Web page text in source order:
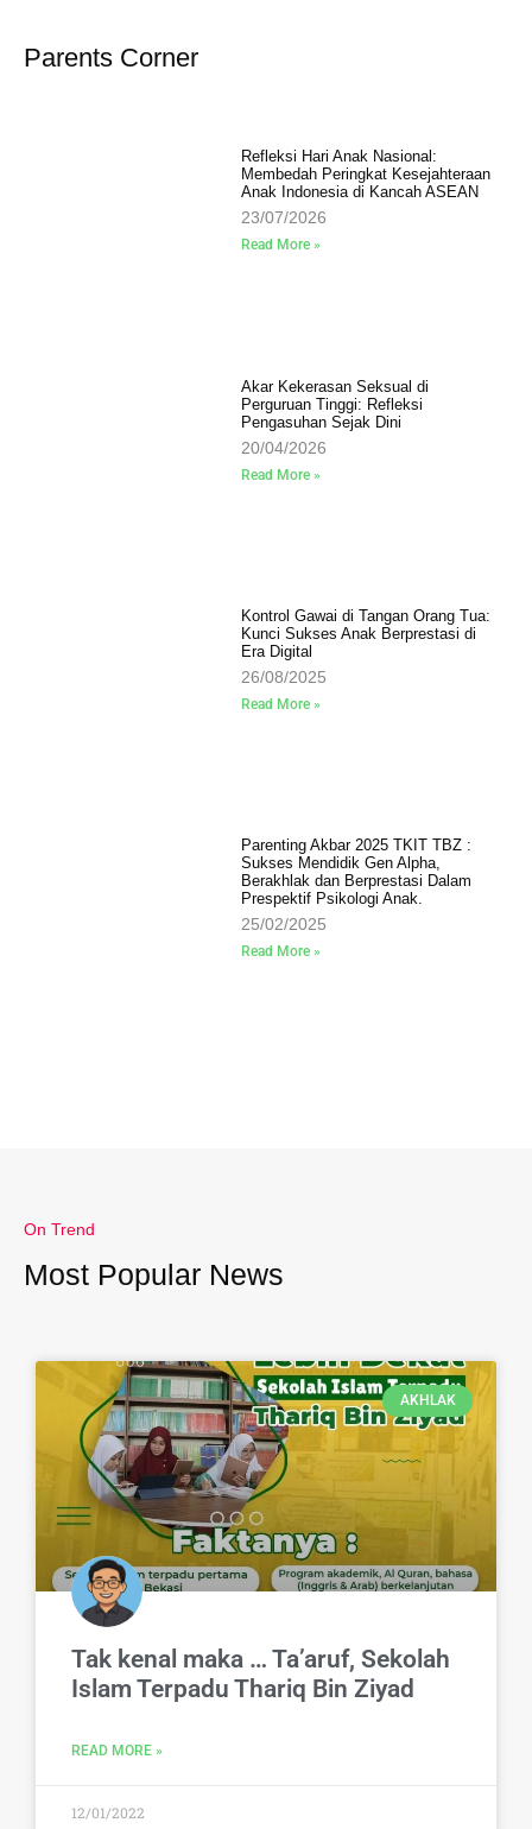
Parents Corner
Refleksi Hari Anak Nasional:
Membedah Peringkat Kesejahteraan
Anak Indonesia di Kancah ASEAN
23/07/2026
Read More »
Akar Kekerasan Seksual di
Perguruan Tinggi: Refleksi
Pengasuhan Sejak Dini
20/04/2026
Read More »
Kontrol Gawai di Tangan Orang Tua:
Kunci Sukses Anak Berprestasi di
Era Digital
26/08/2025
Read More »
Parenting Akbar 2025 TKIT TBZ :
Sukses Mendidik Gen Alpha,
Berakhlak dan Berprestasi Dalam
Prespektif Psikologi Anak.
25/02/2025
Read More »
On Trend
Most Popular News
AKHLAK
Tak kenal maka … Ta’aruf, Sekolah
Islam Terpadu Thariq Bin Ziyad
READ MORE »
12/01/2022